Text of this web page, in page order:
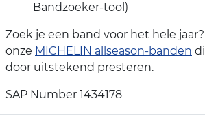
Bandzoeker-tool)
Zoek je een band voor het hele
onze MICHELIN allseason-banden
door uitstekend presteren.
SAP Number 1434178